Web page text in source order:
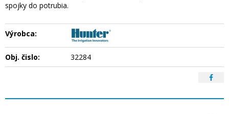
spojky do potrubia.
Výrobca:
Obj. čislo: 32284